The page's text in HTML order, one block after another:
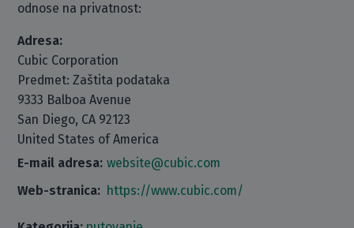
odnose na privatnost:
Adresa:
Cubic Corporation
Predmet: Zaštita podataka
9333 Balboa Avenue
San Diego, CA 92123
United States of America
E-mail adresa: website@cubic.com
Web-stranica: https://www.cubic.com/